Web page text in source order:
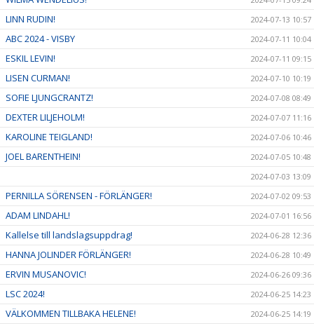
LINN RUDIN! 2024-07-13 10:57
ABC 2024 - VISBY 2024-07-11 10:04
ESKIL LEVIN! 2024-07-11 09:15
LISEN CURMAN! 2024-07-10 10:19
SOFIE LJUNGCRANTZ! 2024-07-08 08:49
DEXTER LILJEHOLM! 2024-07-07 11:16
KAROLINE TEIGLAND! 2024-07-06 10:46
JOEL BARENTHEIN!
2024-07-05 10:48
2024-07-03 13:09
PERNILLA SÖRENSEN - FÖRLÄNGER! 2024-07-02 09:53
ADAM LINDAHL! 2024-07-01 16:56
Kallelse till landslagsuppdrag! 2024-06-28 12:36
HANNA JOLINDER FÖRLÄNGER! 2024-06-28 10:49
ERVIN MUSANOVIC! 2024-06-26 09:36
LSC 2024! 2024-06-25 14:23
VÄLKOMMEN TILLBAKA HELENE! 2024-06-25 14:19